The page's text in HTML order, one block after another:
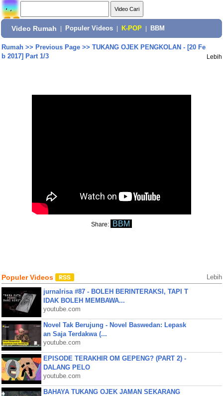
Video Rumah Populer Videos K-POP BBM
Rumah>> Previous Page>> TUKANG OJEK PENGKOLAN - [20 Fe
b 2017] Part 1/3
Lebih
Share: BBM
Populer Videos Lebih
jurnalrisa #87 - BOLEH BERINTERAKSI, TAPI T
IDAK BOLEH MEMBAWA...
youtube.com
Novel Tak Berujung - Novel Baswedan: Lepask
an Saja Terdakwa (...
youtube.com
EPISODE TERAKHIR OM GEPENG? (PART 2) -
DALANG PELO
youtube.com
BAHAYA TUKANG OJEK JAMAN SEKARANG